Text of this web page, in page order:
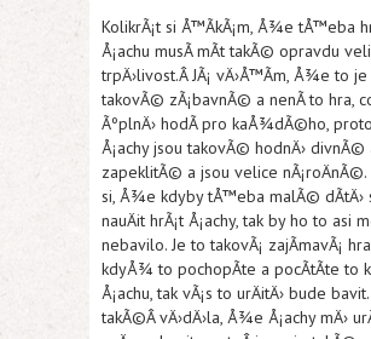
KolikrÃ¡t si Å™Ã­kÃ¡m, Å¾e tÅ™eba
Å¡achu musÃ­ mÃ­t takÃ© opravdu
trpÄ›livost.Â JÃ¡ vÄ›Å™Ã­m, Å¾e to
takovÃ© zÃ¡bavnÃ© a nenÃ­ to hra,
ÃºplnÄ› hodÃ­ pro kaÅ¾dÃ©ho,
Å¡achy jsou takovÃ© hodnÄ› divnÃ©
zapeklitÃ© a jsou velice nÃ¡roÄnÃ©.
si, Å¾e kdyby tÅ™eba malÃ© dÃ­tÄ›
nauÄit hrÃ¡t Å¡achy, tak by ho to asi
nebavilo. Je to takovÃ¡ zajÃ­mavÃ¡
kdyÅ¾ to pochopÃ­te a pocÃ­tÃ­te to
Å¡achu, tak vÃ¡s to urÄitÄ› bude bavit.
takÃ©Â vÄ›dÄ›la, Å¾e Å¡achy mÄ›